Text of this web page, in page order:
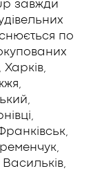
завжди
по
Харків,